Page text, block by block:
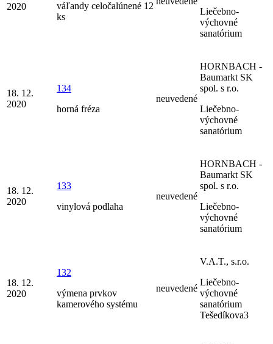
2020
váľandy celočalúnené 12
ks
Liečebno-
výchovné
sanatórium
18. 12.
2020
134
horná fréza
neuvedené
HORNBACH -
Baumarkt SK
spol. s r.o.
Liečebno-
výchovné
sanatórium
18. 12.
2020
133
vinylová podlaha
neuvedené
HORNBACH -
Baumarkt SK
spol. s r.o.
Liečebno-
výchovné
sanatórium
18. 12.
2020
132
výmena prvkov
kamerového systému
neuvedené
V.A.T., s.r.o.
Liečebno-
výchovné
sanatórium
Tešedíkova3